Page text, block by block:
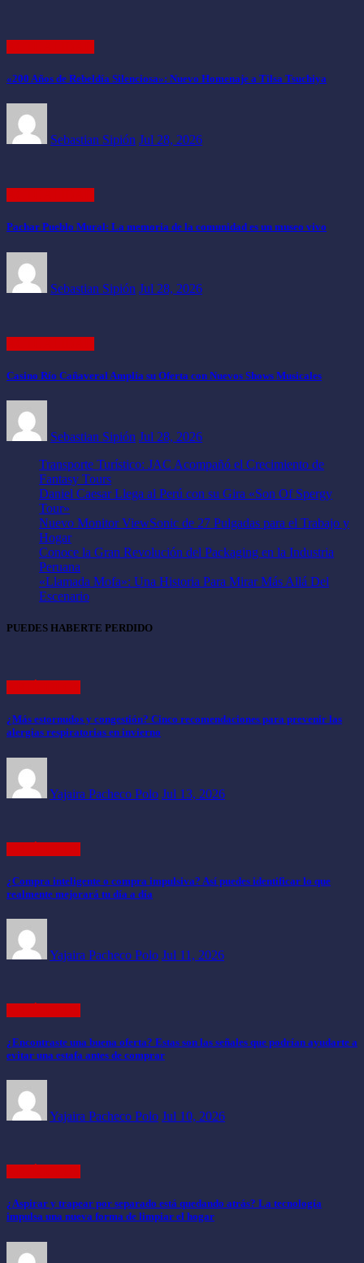
«200 Años de Rebeldía Silenciosa»: Nuevo Homenaje a Tilsa Tsuchiya
Sebastian Sipión Jul 28, 2026
Pachar Pueblo Mural: La memoria de la comunidad es un museo vivo
Sebastian Sipión Jul 28, 2026
Casino Río Cañaveral Amplía su Oferta con Nuevos Shows Musicales
Sebastian Sipión Jul 28, 2026
Transporte Turístico: JAC Acompañó el Crecimiento de
Fantasy Tours
Daniel Caesar Llega al Perú con su Gira «Son Of Spergy
Tour»
Nuevo Monitor ViewSonic de 27 Pulgadas para el Trabajo y
Hogar
Conoce la Gran Revolución del Packaging en la Industria
Peruana
«Llamada Mofa»: Una Historia Para Mirar Más Allá Del
Escenario
PUEDES HABERTE PERDIDO
¿Más estornudos y congestión? Cinco recomendaciones para prevenir las
alergias respiratorias en invierno
Yajaira Pacheco Polo Jul 13, 2026
¿Compra inteligente o compra impulsiva? Así puedes identificar lo que
realmente mejorará tu día a día
Yajaira Pacheco Polo Jul 11, 2026
¿Encontraste una buena oferta? Estas son las señales que podrían ayudarte a
evitar una estafa antes de comprar
Yajaira Pacheco Polo Jul 10, 2026
¿Aspirar y trapear por separado está quedando atrás? La tecnología
impulsa una nueva forma de limpiar el hogar